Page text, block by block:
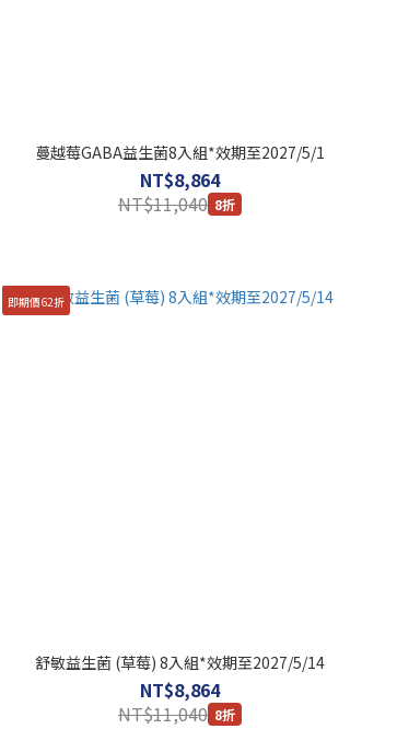
蔓越莓GABA益生菌8入組*效期至2027/5/1
NT$8,864
NT$11,040 8折
即期價62折
舒敏益生菌 (草莓) 8入組*效期至2027/5/14
NT$8,864
NT$11,040 8折